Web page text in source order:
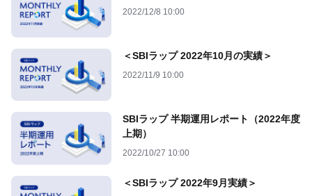
2022/12/8 10:00
＜SBIラップ 2022年10月の実績＞
2022/11/9 10:00
SBIラップ 半期運用レポート（2022年度
上期）
2022/10/27 10:00
＜SBIラップ 2022年9月実績＞